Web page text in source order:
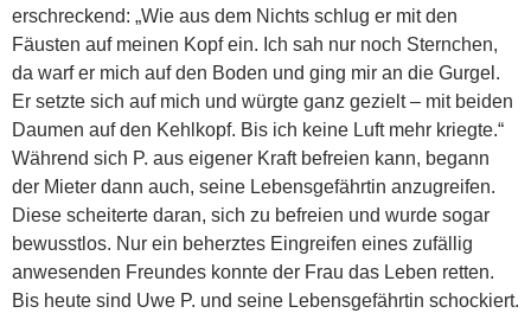
erschreckend: „Wie aus dem Nichts schlug er mit den
Fäusten auf meinen Kopf ein. Ich sah nur noch Sternchen,
da warf er mich auf den Boden und ging mir an die Gurgel.
Er setzte sich auf mich und würgte ganz gezielt – mit beiden
Daumen auf den Kehlkopf. Bis ich keine Luft mehr kriegte.“
Während sich P. aus eigener Kraft befreien kann, begann
der Mieter dann auch, seine Lebensgefährtin anzugreifen.
Diese scheiterte daran, sich zu befreien und wurde sogar
bewusstlos. Nur ein beherztes Eingreifen eines zufällig
anwesenden Freundes konnte der Frau das Leben retten.
Bis heute sind Uwe P. und seine Lebensgefährtin schockiert.